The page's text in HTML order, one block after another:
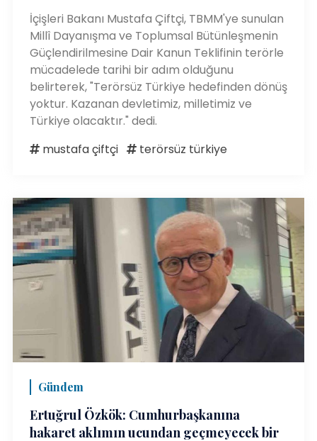
İçişleri Bakanı Mustafa Çiftçi, TBMM'ye sunulan
Millî Dayanışma ve Toplumsal Bütünleşmenin
Güçlendirilmesine Dair Kanun Teklifinin terörle
mücadelede tarihi bir adım olduğunu
belirterek, "Terörsüz Türkiye hedefinden dönüş
yoktur. Kazanan devletimiz, milletimiz ve
Türkiye olacaktır." dedi.
mustafa çiftçi
terörsüz türkiye
Gündem
Ertuğrul Özkök: Cumhurbaşkanına
hakaret aklımın ucundan geçmeyecek bir